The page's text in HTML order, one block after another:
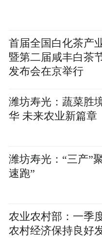
首届全国白化茶产
暨第二届咸丰白茶
发布会在京举行
潍坊寿光：蔬菜胜
华 未来农业新篇章
潍坊寿光：“三产”
速跑”
农业农村部：一季
农村经济保持良好